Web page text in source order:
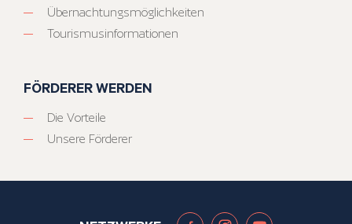
Übernachtungsmöglichkeiten
Tourismusinformationen
FÖRDERER WERDEN
Die Vorteile
Unsere Förderer